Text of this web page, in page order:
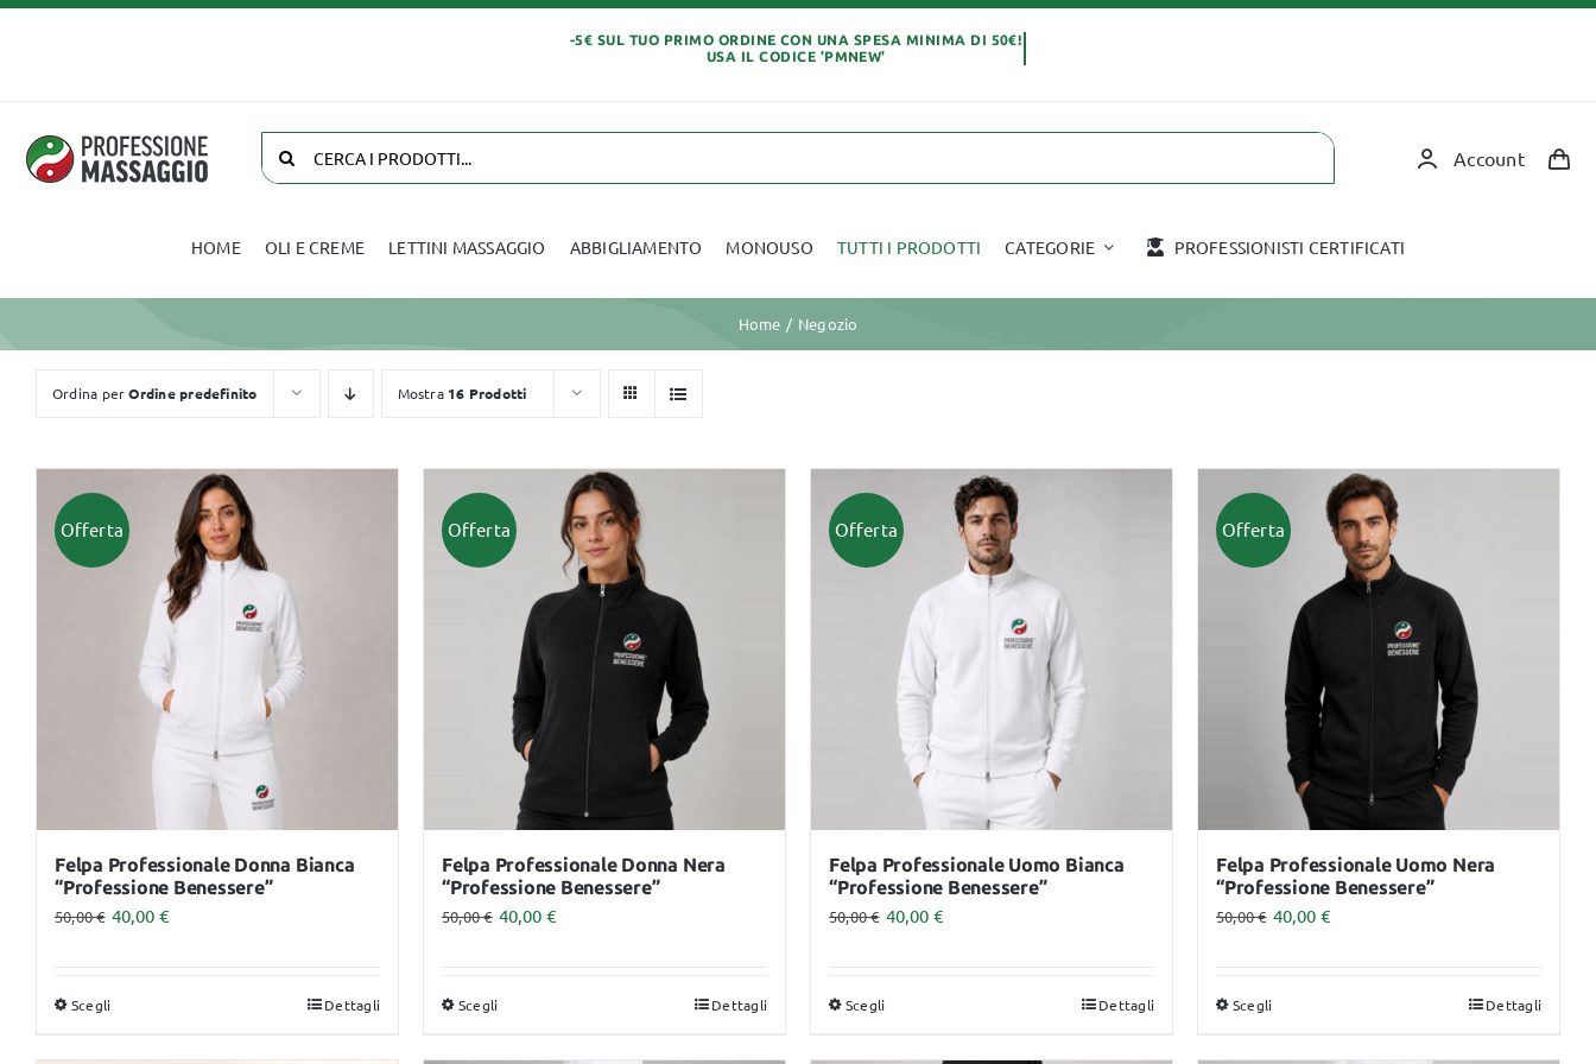
Salta
Cerca
per:
Account
HOME OLI E CREME LETTINI MASSAGGIO ABBIGLIAMENTO MONOUSO TUTTI I PRODOTTI CATEGORIE
Monouso
TAPING
MASSAGGIO CON
GHIACCIO
MADERO TERAPIA
Servizi
ASSICURAZIONE
PROFESSIONALE
MASSAGGIATORE
CERTIFICATO
PROFESSIONISTI CERTIFICATI
Home Negozio
Ordina perOrdine predefinito Mostra 16 Prodotti
Offerta
Felpa Professionale Donna Bianca
“Professione Benessere”
50,00€ 40,00 €
Scegli Dettagli
Offerta
Felpa Professionale Donna Nera
“Professione Benessere”
50,00€ 40,00 €
Scegli Dettagli
Offerta
Felpa Professionale Uomo Bianca
“Professione Benessere”
50,00€ 40,00 €
Scegli Dettagli
Offerta
Felpa Professionale Uomo Nera
“Professione Benessere”
50,00€ 40,00 €
Scegli Dettagli